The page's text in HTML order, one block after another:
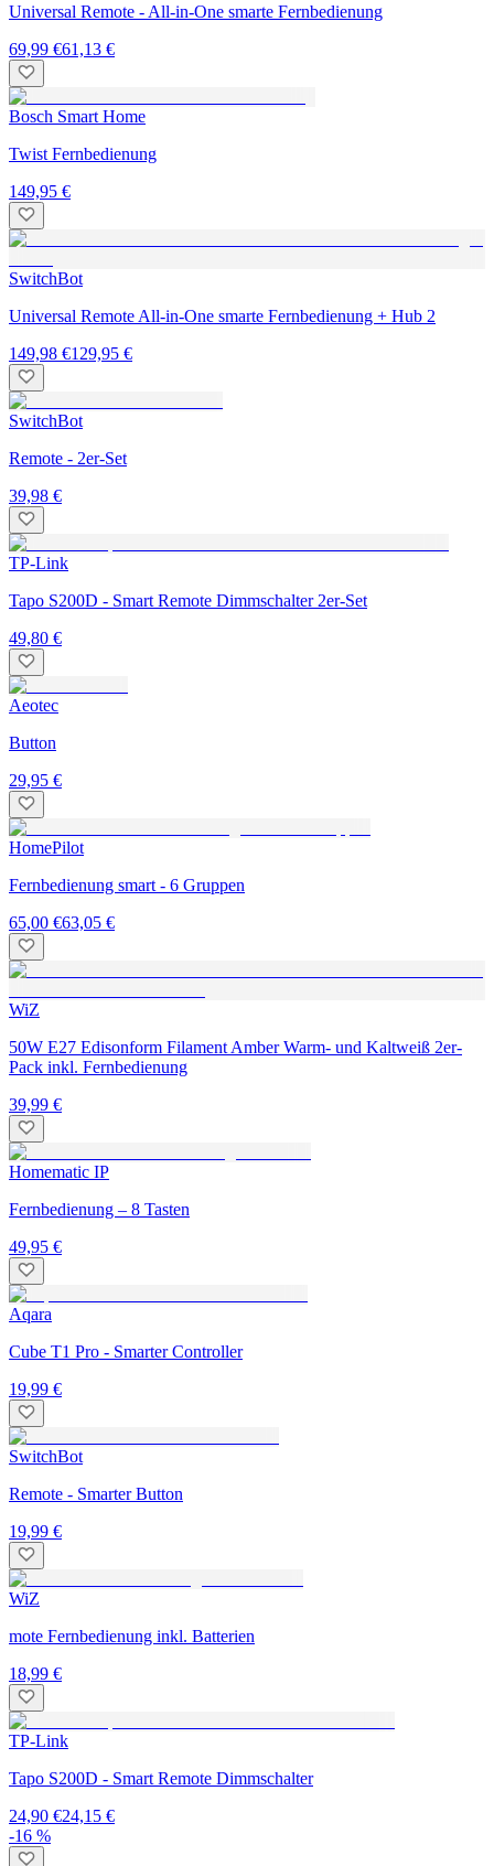
Universal Remote - All-in-One smarte Fernbedienung
69,99 €61,13 €
Bosch Smart Home
Twist Fernbedienung
149,95 €
SwitchBot
Universal Remote All-in-One smarte Fernbedienung + Hub 2
149,98 €129,95 €
SwitchBot
Remote - 2er-Set
39,98 €
TP-Link
Tapo S200D - Smart Remote Dimmschalter 2er-Set
49,80 €
Aeotec
Button
29,95 €
HomePilot
Fernbedienung smart - 6 Gruppen
65,00 €63,05 €
WiZ
50W E27 Edisonform Filament Amber Warm- und Kaltweiß 2er-
Pack inkl. Fernbedienung
39,99 €
Homematic IP
Fernbedienung – 8 Tasten
49,95 €
Aqara
Cube T1 Pro - Smarter Controller
19,99 €
SwitchBot
Remote - Smarter Button
19,99 €
WiZ
mote Fernbedienung inkl. Batterien
18,99 €
TP-Link
Tapo S200D - Smart Remote Dimmschalter
24,90 €24,15 €
-16 %